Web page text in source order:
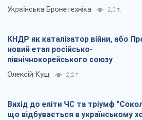
Українська Бронетехніка 2,0 т.
КНДР як каталізатор війни, або
новий етап російсько-
північнокорейського союзу
Олексій Кущ 2,2 т.
Вихід до еліти ЧС та тріумф
що відбувається в українському